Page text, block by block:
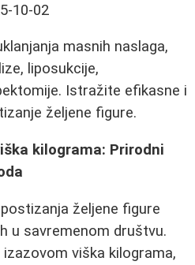
10-02
masnih naslaga,
liposukcije,
Istražite efikasne i
željene figure.
kilograma: Prirodni
željene figure
u savremenom društvu.
viška kilograma,